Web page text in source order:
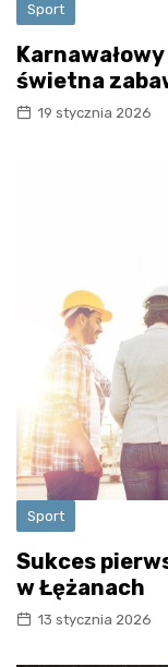
Sport
świetna
19 stycznia 2026
Sport
Sukces
w Łężanach
13 stycznia 2026